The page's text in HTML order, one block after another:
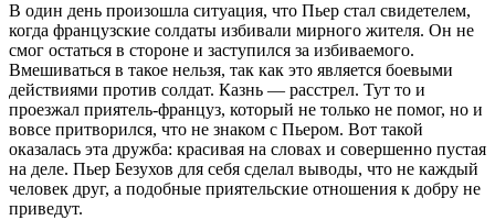
В один день произошла ситуация, что Пьер стал свидетелем,
когда французские солдаты избивали мирного жителя. Он не
смог остаться в стороне и заступился за избиваемого.
Вмешиваться в такое нельзя, так как это является боевыми
действиями против солдат. Казнь — расстрел. Тут то и
проезжал приятель-француз, который не только не помог, но и
вовсе притворился, что не знаком с Пьером. Вот такой
оказалась эта дружба: красивая на словах и совершенно пустая
на деле. Пьер Безухов для себя сделал выводы, что не каждый
человек друг, а подобные приятельские отношения к добру не
приведут.